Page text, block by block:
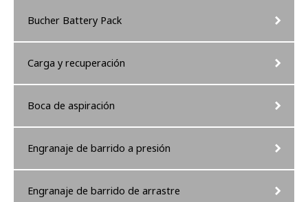
Bucher Battery Pack
Carga y recuperación
Boca de aspiración
Engranaje de barrido a presión
Engranaje de barrido de arrastre